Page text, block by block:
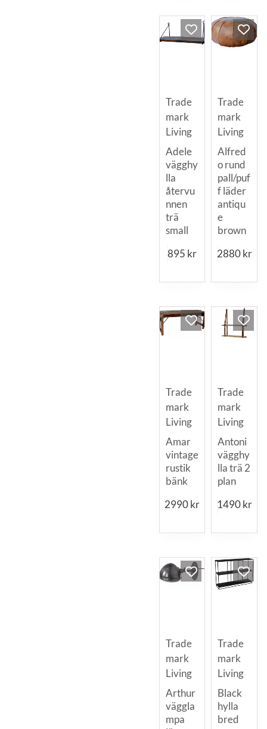
Trade
mark
Living
Adele
vägghy
lla
återvu
nnen
trä
small
895 kr
Trade
mark
Living
Alfred
o rund
pall/puf
f läder
antiqu
e
brown
2880kr
Trade
mark
Living
Amar
vintage
rustik
bänk
2990kr
Trade
mark
Living
Antoni
vägghy
lla trä 2
plan
1490kr
Trade
mark
Living
Arthur
väggla
mpa
Trade
mark
Living
Black
hylla
bred